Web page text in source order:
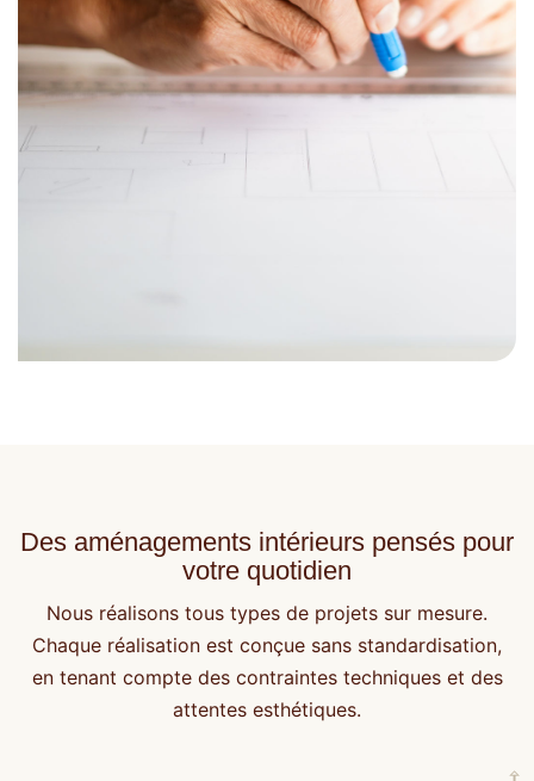
Des aménagements intérieurs pensés pour
votre quotidien
Nous réalisons tous types de projets sur mesure.
Chaque réalisation est conçue sans standardisation,
en tenant compte des contraintes techniques et des
attentes esthétiques.